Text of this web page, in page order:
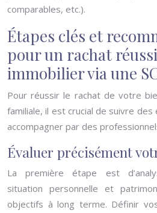
comparables, etc.).
Étapes clés et
pour un rachat
immobilier via une
Pour réussir le rachat de votre
familiale, il est crucial de suivre
accompagner par des
Évaluer précisément
La première étape est
situation personnelle et
objectifs à long terme. Définir